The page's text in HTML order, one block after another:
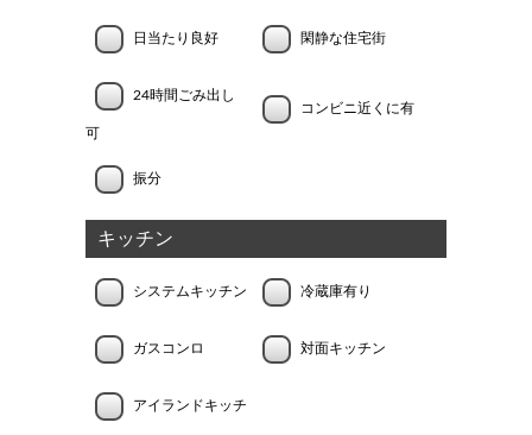
日当たり良好 閑静な住宅街
24時間ごみ出し
可
コンビニ近くに有
振分
キッチン
システムキッチン 冷蔵庫有り
ガスコンロ 対面キッチン
アイランドキッチ